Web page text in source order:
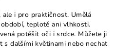
i pro praktičnost. Umělá
teplotě ani vlhkosti.
potěšit oči i srdce. Můžete ji
dalšími květinami nebo nechat